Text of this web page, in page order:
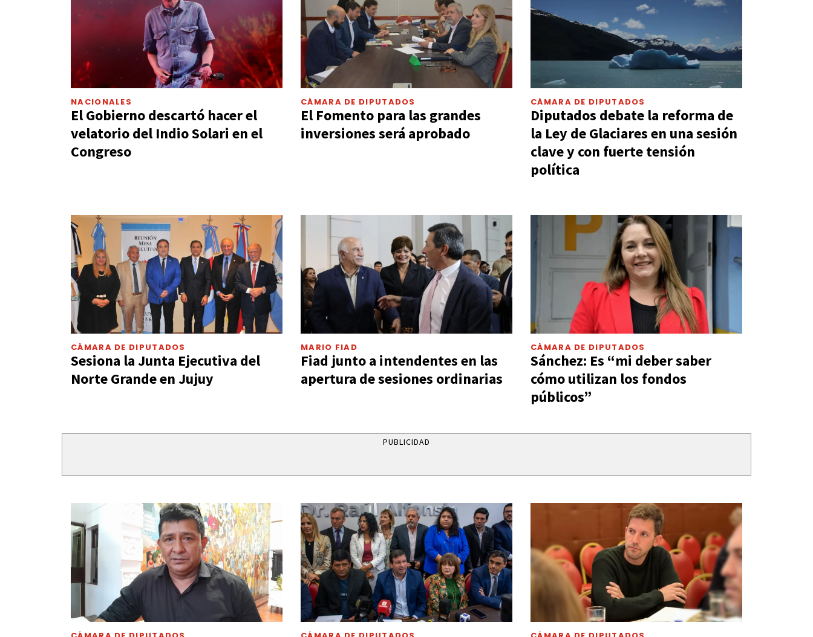
NACIONALES
El Gobierno descartó hacer el
velatorio del Indio Solari en el
Congreso
CÁMARA DE DIPUTADOS
El Fomento para las grandes
inversiones será aprobado
CÁMARA DE DIPUTADOS
Diputados debate la reforma de
la Ley de Glaciares en una sesión
clave y con fuerte tensión
política
CÁMARA DE DIPUTADOS
Sesiona la Junta Ejecutiva del
Norte Grande en Jujuy
MARIO FIAD
Fiad junto a intendentes en las
apertura de sesiones ordinarias
CÁMARA DE DIPUTADOS
Sánchez: Es “mi deber saber
cómo utilizan los fondos
públicos”
PUBLICIDAD